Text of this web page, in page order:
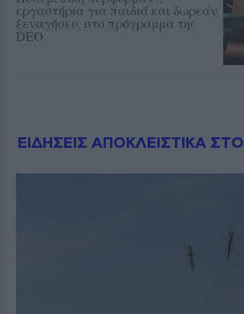
εργαστήρια για παιδιά και δωρεάν
ξεναγήσεις στο πρόγραμμα της
DEO
ΕΙΔΗΣΕΙΣ ΑΠΟΚΛΕΙΣΤΙΚΑ ΣΤΟ